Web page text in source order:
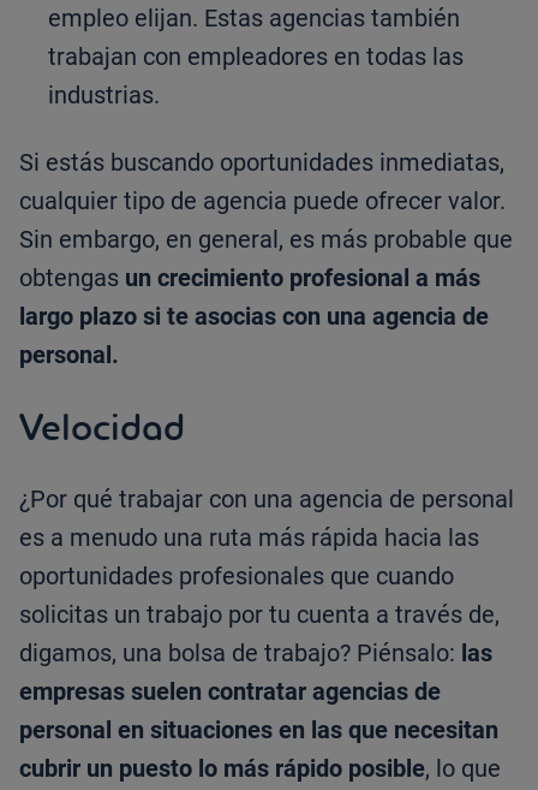
empleo elijan. Estas agencias también
trabajan con empleadores en todas las
industrias.
Si estás buscando oportunidades inmediatas,
cualquier tipo de agencia puede ofrecer valor.
Sin embargo, en general, es más probable que
obtengas un crecimiento profesional a más
largo plazo si te asocias con una agencia de
personal.
Velocidad
¿Por qué trabajar con una agencia de personal
es a menudo una ruta más rápida hacia las
oportunidades profesionales que cuando
solicitas un trabajo por tu cuenta a través de,
digamos, una bolsa de trabajo? Piénsalo: las
empresas suelen contratar agencias de
personal en situaciones en las que necesitan
cubrir un puesto lo más rápido posible, lo que